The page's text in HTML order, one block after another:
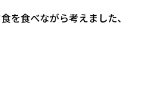
を食べながら考えました、